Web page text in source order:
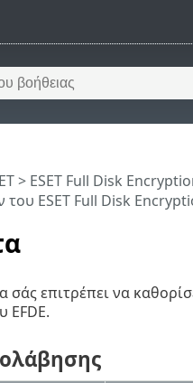
> ESET Full Disk
ESET Full Disk
σάς επιτρέπει να
EFDE.